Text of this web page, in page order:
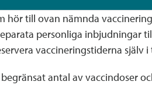
hör till ovan nämnda
personliga inbjudningar
vaccineringstiderna
antal av vaccindoser